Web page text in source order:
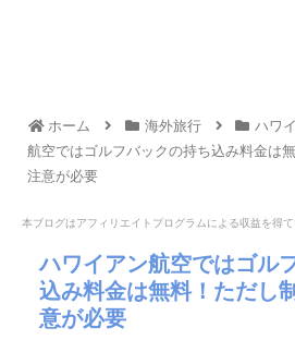
ホーム 海外旅行 ハワ
航空ではゴルフバックの持ち込み料金は
注意が必要
本ブログはアフィリエイトプログラムによる収益を得
ハワイアン航空ではゴル
込み料金は無料！ただし
意が必要